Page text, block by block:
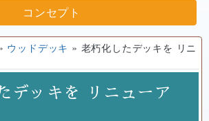
コンセプト
ウッドデッキ » 老朽化したデッキを リニ
デッキを リニューア